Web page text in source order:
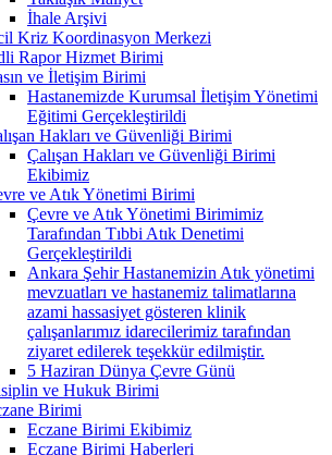
İhale Arşivi
Kriz Koordinasyon Merkezi
Rapor Hizmet Birimi
ve İletişim Birimi
Hastanemizde Kurumsal İletişim Yönetimi
Eğitimi Gerçekleştirildi
Hakları ve Güvenliği Birimi
Çalışan Hakları ve Güvenliği Birimi
Ekibimiz
ve Atık Yönetimi Birimi
Çevre ve Atık Yönetimi Birimimiz
Tarafından Tıbbi Atık Denetimi
Gerçekleştirildi
Ankara Şehir Hastanemizin Atık yönetimi
mevzuatları ve hastanemiz talimatlarına
azami hassasiyet gösteren klinik
çalışanlarımız idarecilerimiz tarafından
ziyaret edilerek teşekkür edilmiştir.
5 Haziran Dünya Çevre Günü
ve Hukuk Birimi
Birimi
Eczane Birimi Ekibimiz
Eczane Birimi Haberleri